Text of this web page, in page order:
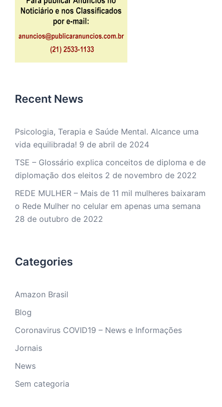
Recent News
Psicologia, Terapia e Saúde Mental. Alcance uma
vida equilibrada! 9 de abril de 2024
TSE – Glossário explica conceitos de diploma e de
diplomação dos eleitos 2 de novembro de 2022
REDE MULHER – Mais de 11 mil mulheres baixaram
o Rede Mulher no celular em apenas uma semana
28 de outubro de 2022
Categories
Amazon Brasil
Blog
Coronavirus COVID19 – News e Informações
Jornais
News
Sem categoria